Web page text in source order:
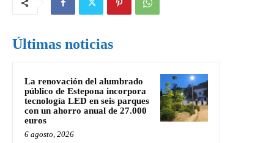
Últimas noticias
La renovación del alumbrado
público de Estepona incorpora
tecnología LED en seis parques
con un ahorro anual de 27.000
euros
6 agosto, 2026